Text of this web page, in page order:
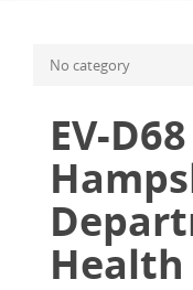
No category
EV-